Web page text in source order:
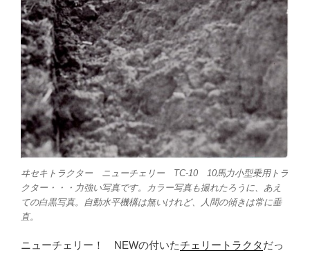
ヰセキトラクター ニューチェリー TC-10 10馬力小型乗用トラ
クター・・・力強い写真です。カラー写真も撮れたろうに、あえ
ての白黒写真。自動水平機構は無いけれど、人間の傾きは常に垂
直。
ニューチェリー！ NEWの付いたチェリートラクタだっ